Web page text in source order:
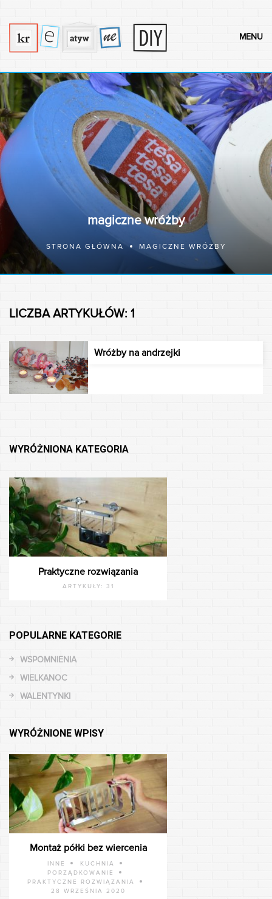
MENU
magiczne wróżby
STRONA GŁÓWNA MAGICZNE WRÓŻBY
LICZBA ARTYKUŁÓW: 1
Wróżby na andrzejki
WYRÓŻNIONA KATEGORIA
Praktyczne rozwiązania
ARTYKUŁY: 31
POPULARNE KATEGORIE
WSPOMNIENIA
WIELKANOC
WALENTYNKI
WYRÓŻNIONE WPISY
Montaż półki bez wiercenia
INNE
KUCHNIA
PORZĄDKOWANIE
PRAKTYCZNE ROZWIĄZANIA
28 WRZEŚNIA 2020